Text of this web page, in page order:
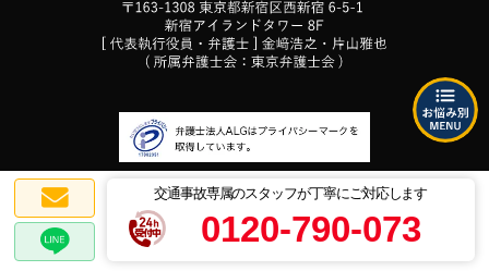
交通事故専属のスタッフが丁寧にご対応します
0120-790-073